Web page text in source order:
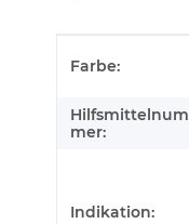
Farbe:
Hilfsmittelnum
mer:
Indikation: